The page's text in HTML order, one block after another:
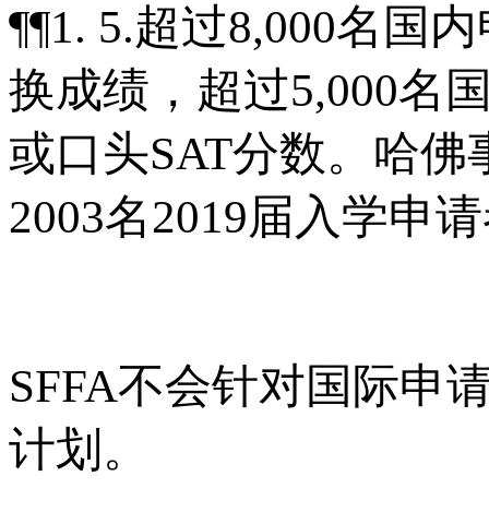
¶¶1. 5.超过8,000名国
换成绩，超过5,000名
或口头SAT分数。哈佛
2003名2019届入学申
SFFA不会针对国际申
计划。